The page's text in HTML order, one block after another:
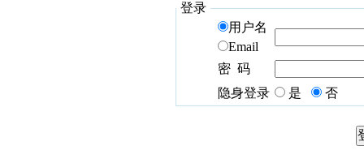
登录
用户名
Email
密 码
隐身登录
是 否